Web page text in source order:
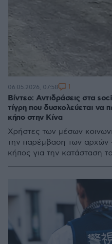
Βίντεο: Αντιδράσεις στα
τίγρη που δυσκολεύεται να
κήπο στην Κίνα
Χρήστες των μέσων
την παρέμβαση των αρχών
κήπος για την κατάσταση
06.05.2026, 07:58 1